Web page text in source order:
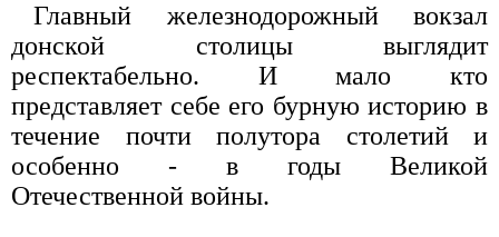
Главный железнодорожный вокзал
донской столицы выглядит
респектабельно. И мало кто
представляет себе его бурную историю в
течение почти полутора столетий и
особенно - в годы Великой
Отечественной войны.